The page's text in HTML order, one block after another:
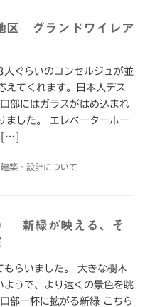
区 グランドワイレア
ぐらいのコンセルジュが並
えてくれます。日本人デス
部にはガラスがはめ込まれ
ました。 エレベーターホー
[…]
建築・設計について
新緑が映える、そ
らいました。 大きな樹木
うで、より遠くの景色を眺
部一杯に拡がる新緑 こちら